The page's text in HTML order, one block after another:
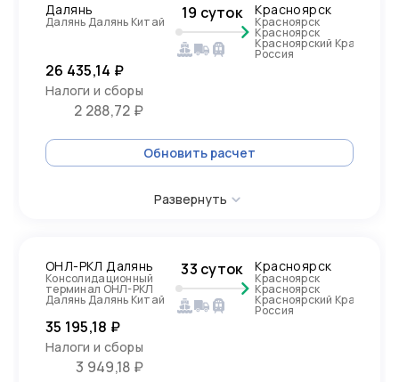
Далянь
Далянь Далянь Китай 19 суток Красноярск
Красноярск
Красноярск
Красноярский Край,
Россия
26 435,14 ₽
Налоги и сборы
2 288,72 ₽
Обновить расчет
Развернуть
ОНЛ-РКЛ Далянь
Консолидационный
терминал ОНЛ-РКЛ
Далянь Далянь Китай
33 суток Красноярск
Красноярск
Красноярск
Красноярский Край,
Россия
35 195,18 ₽
Налоги и сборы
3 949,18 ₽